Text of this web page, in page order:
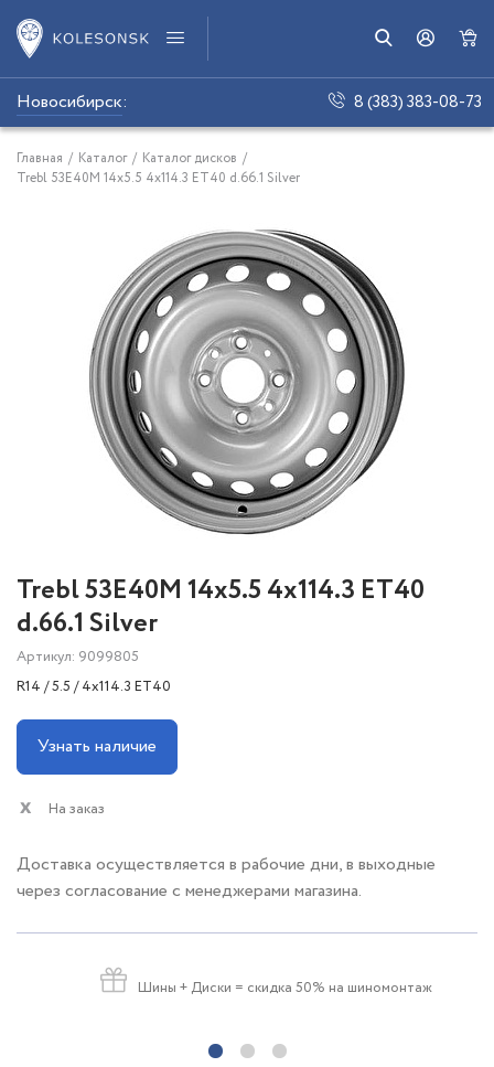
Новосибирск: 8 (383) 383-08-73
Главная / Каталог / Каталог дисков /
Trebl 53E40M 14x5.5 4x114.3 ET40 d.66.1 Silver
Trebl 53E40M 14x5.5 4x114.3 ET40
d.66.1 Silver
Артикул: 9099805
R14 / 5.5 / 4x114.3 ET40
Узнать наличие
На заказ
Доставка осуществляется в рабочие дни, в выходные
через согласование с менеджерами магазина.
Шины + Диски = скидка 50% на шиномонтаж